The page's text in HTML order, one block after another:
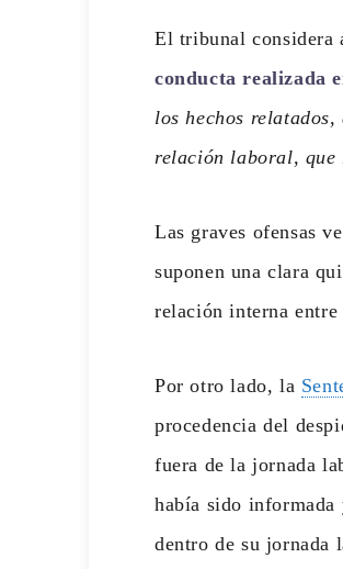
El tribunal considera
conducta realizada
los hechos
relación laboral, que
Las graves ofensas
suponen una clara
relación interna entre
Por otro lado, la
procedencia del
fuera de la jornada
había sido informada
dentro de su jornada